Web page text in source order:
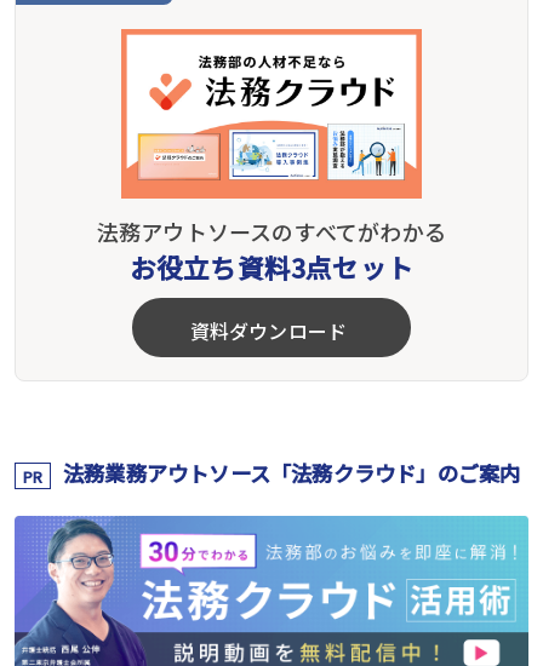
法務アウトソースのすべてがわかる
お役立ち資料3点セット
資料ダウンロード
PR 法務業務アウトソース「法務クラウド」のご案内